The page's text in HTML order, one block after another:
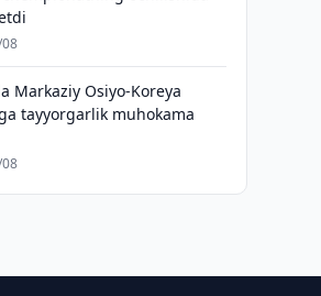
08
Markaziy Osiyo-Koreya
tayyorgarlik muhokama
08